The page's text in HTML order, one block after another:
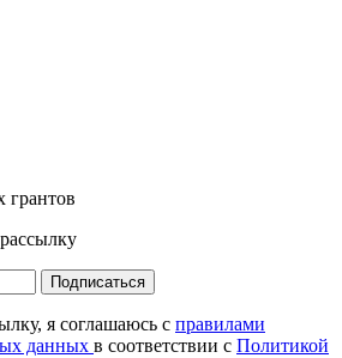
Подписаться
я соглашаюсь с правилами
данных в соответствии с Политикой